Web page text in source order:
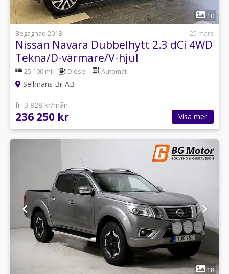
1
10
Begagnad 2018
25 mars
Nissan Navara Dubbelhytt 2.3 dCi 4WD
Tekna/D-värmare/V-hjul
25 100 mil Diesel Automat
Sellmans Bil AB
fr. 3 828 kr/mån
236 250 kr Visa mer
1 18